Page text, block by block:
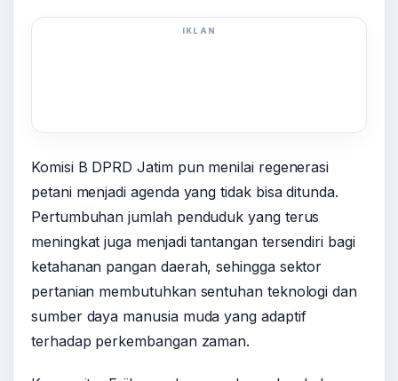
IKLAN
Komisi B DPRD Jatim pun menilai regenerasi
petani menjadi agenda yang tidak bisa ditunda.
Pertumbuhan jumlah penduduk yang terus
meningkat juga menjadi tantangan tersendiri bagi
ketahanan pangan daerah, sehingga sektor
pertanian membutuhkan sentuhan teknologi dan
sumber daya manusia muda yang adaptif
terhadap perkembangan zaman.